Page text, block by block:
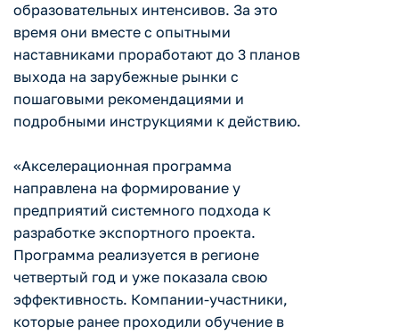
образовательных интенсивов. За это
время они вместе с опытными
наставниками проработают до 3 планов
выхода на зарубежные рынки с
пошаговыми рекомендациями и
подробными инструкциями к действию.
«Акселерационная программа
направлена на формирование у
предприятий системного подхода к
разработке экспортного проекта.
Программа реализуется в регионе
четвертый год и уже показала свою
эффективность. Компании-участники,
которые ранее проходили обучение в